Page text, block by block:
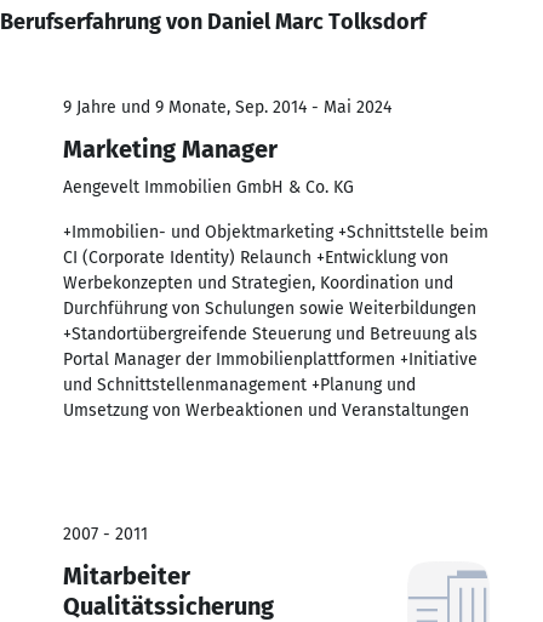
Berufserfahrung von Daniel Marc Tolksdorf
9 Jahre und 9 Monate, Sep. 2014 - Mai 2024
Marketing Manager
Aengevelt Immobilien GmbH & Co. KG
+Immobilien- und Objektmarketing +Schnittstelle beim
CI (Corporate Identity) Relaunch +Entwicklung von
Werbekonzepten und Strategien, Koordination und
Durchführung von Schulungen sowie Weiterbildungen
+Standortübergreifende Steuerung und Betreuung als
Portal Manager der Immobilienplattformen +Initiative
und Schnittstellenmanagement +Planung und
Umsetzung von Werbeaktionen und Veranstaltungen
2007 - 2011
Mitarbeiter
Qualitätssicherung